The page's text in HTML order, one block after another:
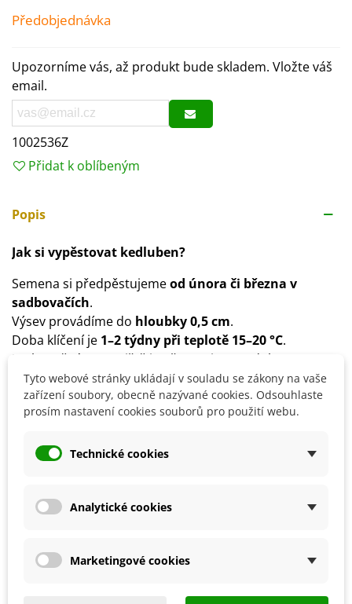
Předobjednávka
Upozorníme vás, až produkt bude skladem. Vložte váš
email.
1002536Z
Přidat k oblíbeným
Popis
Jak si vypěstovat kedluben?
Semena si předpěstujemeod února či března v
sadbovačích.
Výsev provádíme do hloubky 0,5 cm.
Doba klíčení je 1–2 týdny při teplotě 15–20 °C.
Na konečné stanoviště je přesazujeme v dubnu.
Spon udržujeme40 x 30 cm.
Půda by měla být hlinitopísčitá ahumózní.
Stanoviště volímeslunečné.
Přesazené rostlinypřikryjte netkanou textilií
, abyste
chuť.
Detaily produktu
Tyto webové stránky ukládají v souladu se zákony na vaše
zařízení soubory, obecně nazývané cookies. Odsouhlaste
prosím nastavení cookies souborů pro použití webu.
Technické cookies
Analytické cookies
Marketingové cookies